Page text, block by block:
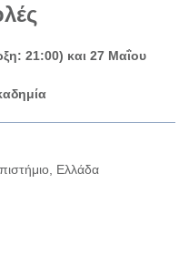
21:00) και 27 Μαΐου
Ελλάδα